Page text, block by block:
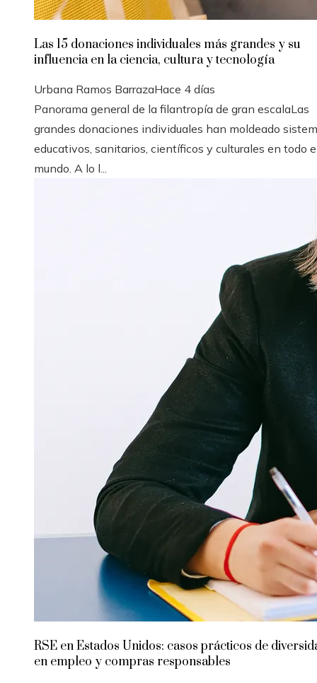
Las 15 donaciones individuales más grandes y su
influencia en la ciencia, cultura y tecnología
Urbana Ramos BarrazaHace 4 días
Panorama general de la filantropía de gran escalaLas
grandes donaciones individuales han moldeado
educativos, sanitarios, científicos y culturales en todo
mundo. A lo l...
RSE en Estados Unidos: casos prácticos de
en empleo y compras responsables